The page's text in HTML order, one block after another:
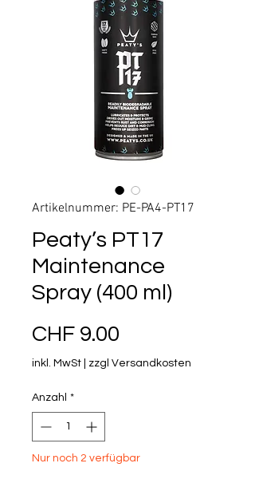
Artikelnummer: PE-PA4-PT17
Peaty’s PT17
Maintenance
Spray (400 ml)
CHF 9.00
inkl. MwSt zzgl Versandkosten
Anzahl *
Nur noch 2 verfügbar